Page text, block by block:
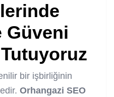
Güveni
bir işbirliğinin
Orhangazi SEO